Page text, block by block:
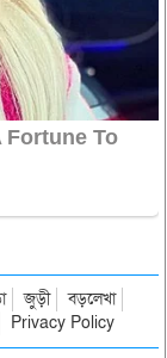
জুড়ী
বড়লেখা
Privacy Policy